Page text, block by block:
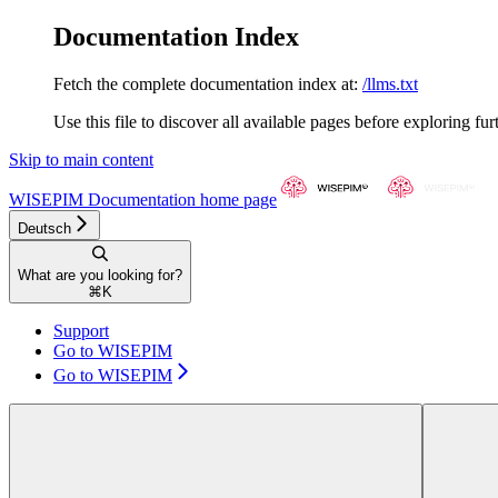
Documentation Index
Fetch the complete documentation index at: /llms.txt
Use this file to discover all available pages before exploring
Skip to main content
WISEPIM Documentation home page
Deutsch
What are you looking for?
⌘ K
Support
Go to WISEPIM
Go to WISEPIM